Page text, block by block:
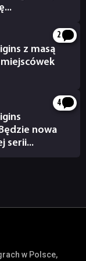
2
z masą
4
nowa
serii...
w Polsce,